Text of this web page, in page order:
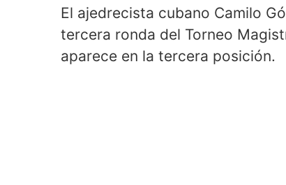
El ajedrecista cubano Camilo
tercera ronda del Torneo
aparece en la tercera posición.